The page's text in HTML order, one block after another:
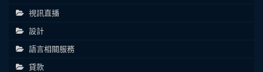
視訊直播
設計
語言相關服務
貸款